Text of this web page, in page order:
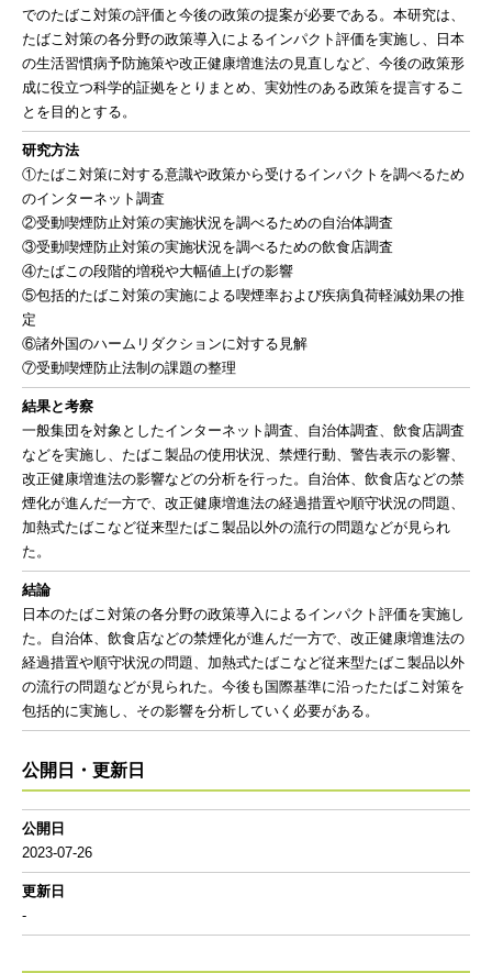
でのたばこ対策の評価と今後の政策の提案が必要である。本研究は、
たばこ対策の各分野の政策導入によるインパクト評価を実施し、日本
の生活習慣病予防施策や改正健康増進法の見直しなど、今後の政策形
成に役立つ科学的証拠をとりまとめ、実効性のある政策を提言するこ
とを目的とする。
研究方法
①たばこ対策に対する意識や政策から受けるインパクトを調べるため
のインターネット調査
②受動喫煙防止対策の実施状況を調べるための自治体調査
③受動喫煙防止対策の実施状況を調べるための飲食店調査
④たばこの段階的増税や大幅値上げの影響
⑤包括的たばこ対策の実施による喫煙率および疾病負荷軽減効果の推
定
⑥諸外国のハームリダクションに対する見解
⑦受動喫煙防止法制の課題の整理
結果と考察
一般集団を対象としたインターネット調査、自治体調査、飲食店調査
などを実施し、たばこ製品の使用状況、禁煙行動、警告表示の影響、
改正健康増進法の影響などの分析を行った。自治体、飲食店などの禁
煙化が進んだ一方で、改正健康増進法の経過措置や順守状況の問題、
加熱式たばこなど従来型たばこ製品以外の流行の問題などが見られ
た。
結論
日本のたばこ対策の各分野の政策導入によるインパクト評価を実施し
た。自治体、飲食店などの禁煙化が進んだ一方で、改正健康増進法の
経過措置や順守状況の問題、加熱式たばこなど従来型たばこ製品以外
の流行の問題などが見られた。今後も国際基準に沿ったたばこ対策を
包括的に実施し、その影響を分析していく必要がある。
公開日・更新日
公開日
2023-07-26
更新日
-